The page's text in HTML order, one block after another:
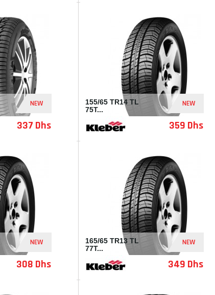
NEW
337 Dhs
155/65 TR14 TL
75T...
NEW
359 Dhs
NEW
308 Dhs
165/65 TR13 TL
77T...
NEW
349 Dhs